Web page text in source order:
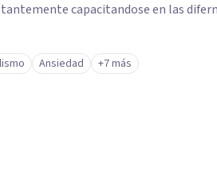
capacitandose en las
Ansiedad +7 más